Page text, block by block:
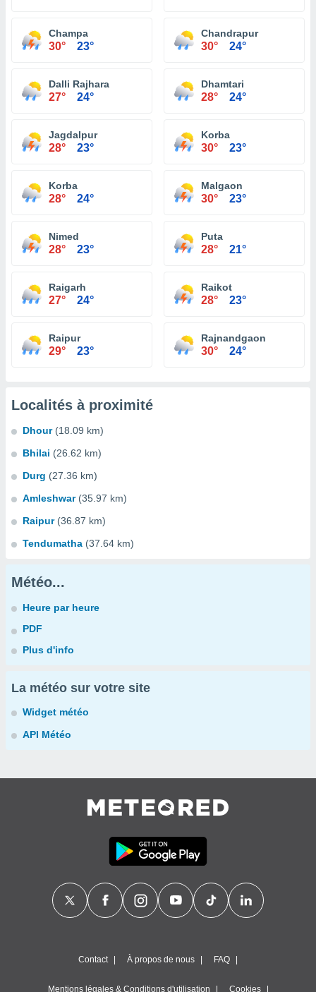
Champa
30° 23°
Chandrapur
30° 24°
Dalli Rajhara
27° 24°
Dhamtari
28° 24°
Jagdalpur
28° 23°
Korba
30° 23°
Korba
28° 24°
Malgaon
30° 23°
Nimed
28° 23°
Puta
28° 21°
Raigarh
27° 24°
Raikot
28° 23°
Raipur
29° 23°
Rajnandgaon
30° 24°
Localités à proximité
Dhour (18.09 km)
Bhilai (26.62 km)
Durg (27.36 km)
Amleshwar (35.97 km)
Raipur (36.87 km)
Tendumatha (37.64 km)
Météo...
Heure par heure
PDF
Plus d'info
La météo sur votre site
Widget météo
API Météo
Contact À propos de nous FAQ
Mentions légales & Conditions d'utilisation Cookies